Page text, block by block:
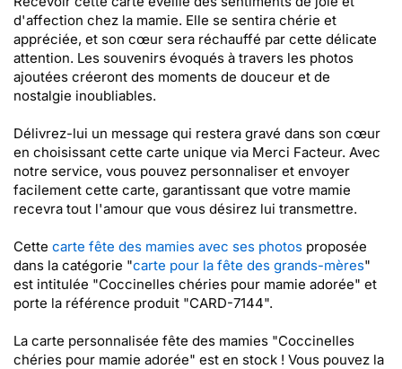
d'affection chez la mamie. Elle se sentira chérie et
appréciée, et son cœur sera réchauffé par cette délicate
attention. Les souvenirs évoqués à travers les photos
ajoutées créeront des moments de douceur et de
nostalgie inoubliables.
Délivrez-lui un message qui restera gravé dans son cœur
en choisissant cette carte unique via Merci Facteur. Avec
notre service, vous pouvez personnaliser et envoyer
facilement cette carte, garantissant que votre mamie
recevra tout l'amour que vous désirez lui transmettre.
Cette carte fête des mamies avec ses photos proposée
dans la catégorie "carte pour la fête des grands-mères"
est intitulée "Coccinelles chéries pour mamie adorée" et
porte la référence produit "CARD-7144".
La carte personnalisée fête des mamies "Coccinelles
chéries pour mamie adorée" est en stock ! Vous pouvez la